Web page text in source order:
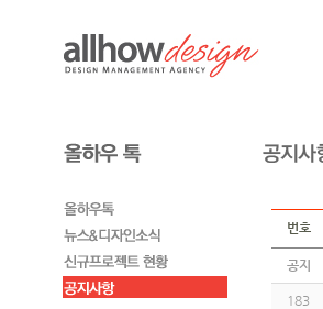
번호
공지
183